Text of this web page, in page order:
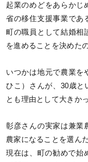
起業のめどをあらかじ
省の移住支援事業であ
町の職員として結婚相
を進めることを決めた
いつかは地元で農業を
ひこ）さんが、30歳と
とも理由として大きかっ
彰彦さんの実家は兼業
農家になることを選んだ
現在は、町の勧めで始